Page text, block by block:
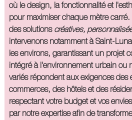
où le design, la fonctionnalité et
pour maximiser chaque mètre
des solutions créatives,
intervenons notamment à Saint-
les environs, garantissant un projet
intégré à l'environnement urbain ou
variés répondent aux exigences des
commerces, des hôtels et des
respectant votre budget et vos
par notre expertise afin de